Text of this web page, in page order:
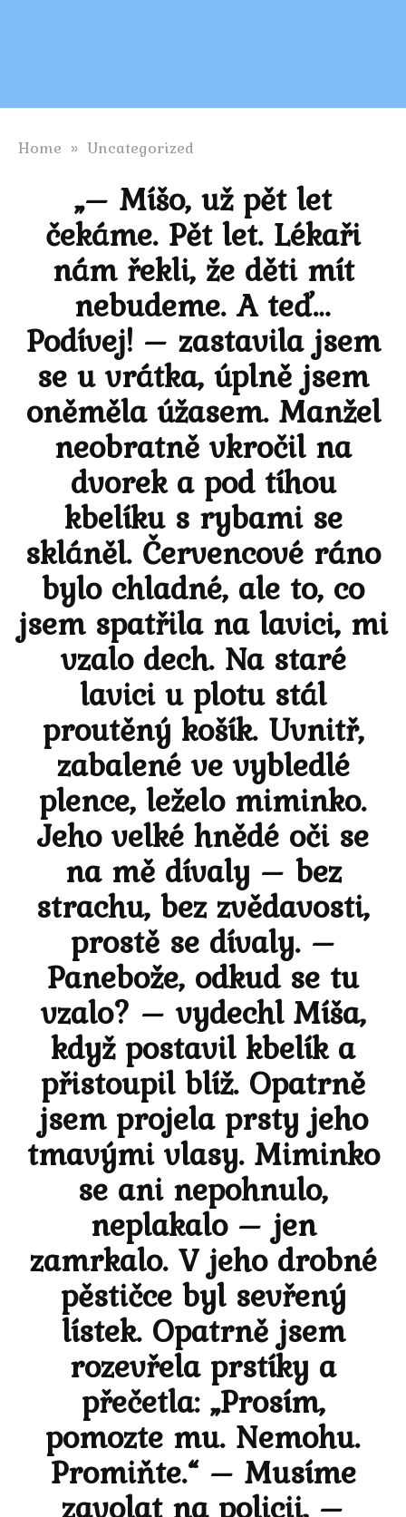
Home » Uncategorized
„– Míšo, už pět let
čekáme. Pět let. Lékaři
nám řekli, že děti mít
nebudeme. A teď…
Podívej! – zastavila jsem
se u vrátka, úplně jsem
oněměla úžasem. Manžel
neobratně vkročil na
dvorek a pod tíhou
kbelíku s rybami se
skláněl. Červencové ráno
bylo chladné, ale to, co
jsem spatřila na lavici, mi
vzalo dech. Na staré
lavici u plotu stál
proutěný košík. Uvnitř,
zabalené ve vybledlé
plence, leželo miminko.
Jeho velké hnědé oči se
na mě dívaly – bez
strachu, bez zvědavosti,
prostě se dívaly. –
Panebože, odkud se tu
vzalo? – vydechl Míša,
když postavil kbelík a
přistoupil blíž. Opatrně
jsem projela prsty jeho
tmavými vlasy. Miminko
se ani nepohnulo,
neplakalo – jen
zamrkalo. V jeho drobné
pěstičce byl sevřený
lístek. Opatrně jsem
rozevřela prstíky a
přečetla: „Prosím,
pomozte mu. Nemohu.
Promiňte.“ – Musíme